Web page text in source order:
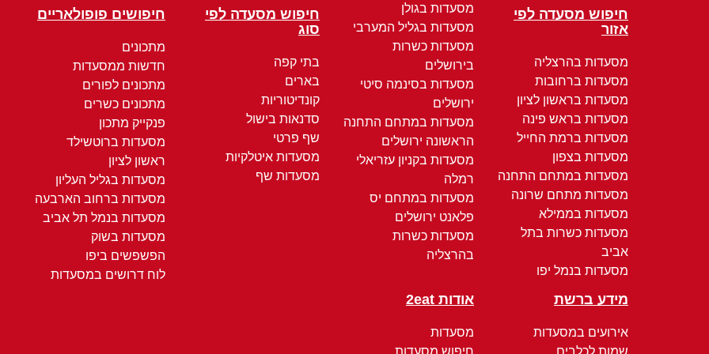
חיפוש מסעדה לפי
אזור
מסעדות בהרצליה
מסעדות ברחובות
מסעדות בראשון לציון
מסעדות בראש פינה
מסעדות ברמת החייל
מסעדות בצפון
מסעדות במתחם התחנה
מסעדות מתחם שרונה
מסעדות בממילא
מסעדות כשרות בתל
אביב
מסעדות בנמל יפו
מסעדות בגולן
מסעדות בגליל המערבי
מסעדות כשרות
בירושלים
מסעדות בסינמה סיטי
ירושלים
מסעדות במתחם התחנה
הראשונה ירושלים
מסעדות בקניון עזריאלי
רמלה
מסעדות במתחם יס
פלאנט ירושלים
מסעדות כשרות
בהרצליה
חיפוש מסעדה לפי
סוג
בתי קפה
בארים
קונדיטוריות
סדנאות בישול
שף פרטי
מסעדות איטלקיות
מסעדות שף
חיפושים פופולאריים
מתכונים
חדשות ממסעדות
מתכונים לפורים
מתכונים כשרים
פנקייק מתכון
מסעדות ברוטשילד
ראשון לציון
מסעדות בגליל העליון
מסעדות ברחוב הארבעה
מסעדות בנמל תל אביב
מסעדות בשוק
הפשפשים ביפו
לוח דרושים במסעדות
מידע ברשת
אירועים במסעדות
שמות לכלבים
אודות 2eat
מסעדות
חיפוש מסעדות